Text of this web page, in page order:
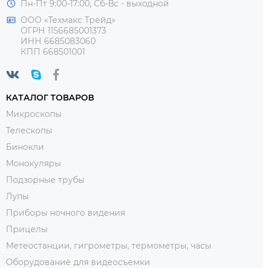
Пн-Пт 9:00-17:00, Сб-Вс - выходной
ООО «Техмакс Трейд»
ОГРН 1156685001373
ИНН 6685083060
КПП 668501001
КАТАЛОГ ТОВАРОВ
Микроскопы
Телескопы
Бинокли
Монокуляры
Подзорные трубы
Лупы
Приборы ночного видения
Прицелы
Метеостанции, гигрометры, термометры, часы
Оборудование для видеосъемки